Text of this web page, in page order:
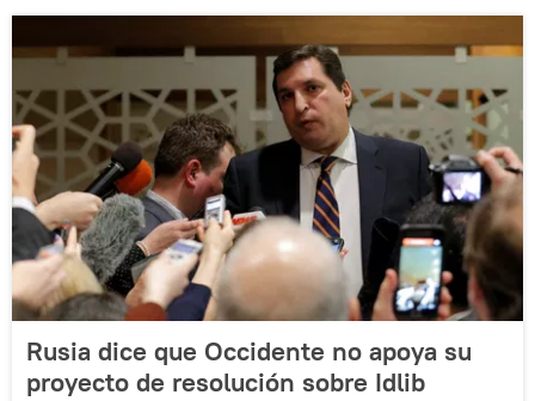
Rusia dice que Occidente no apoya su
proyecto de resolución sobre Idlib